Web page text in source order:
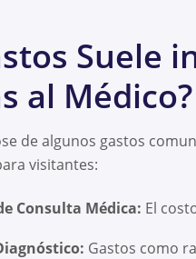
Suele
al Médico?
de algunos gastos
visitantes:
Consulta Médica: El
Gastos como